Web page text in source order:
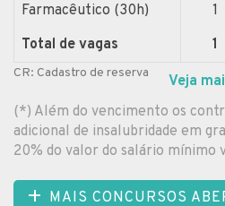
Farmacêutico (30h) 1
Total de vagas
1
CR: Cadastro de reserva Veja
(*) Além do vencimento os
adicional de insalubridade em
20% do valor do salário mínimo
MAIS CONCURSOS